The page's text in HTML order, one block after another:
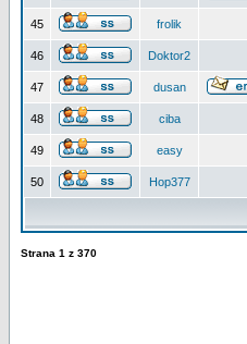
45 frolik
46 Doktor2
47 dusan
48 ciba
49 easy
50 Hop377
Strana 1 z 370